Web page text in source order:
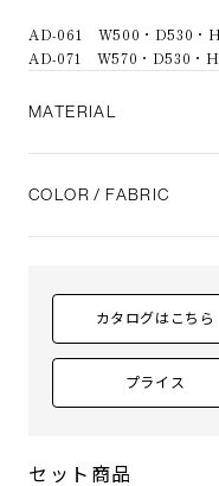
AD-061 W500・D530・
AD-071 W570・D530・
MATERIAL
背 成型合板 ビーチ突板（
（ クロームメッキ、黒鏡面）
AD-061C／AD-071C
背・座 成型合板 ビーチ突
ポリウレタン塗装 + 抗菌ト
フレーム ハイテンション
COLOR / FABRIC
カタログはこちら
プライス
セット商品